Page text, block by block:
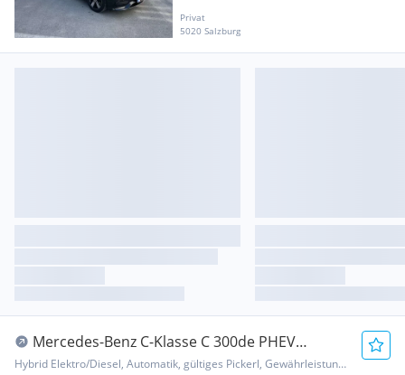
Privat
5020 Salzburg
Mercedes-Benz C-Klasse C 300de PHEV
25,4kWh Aut.
Hybrid Elektro/Diesel, Automatik, gültiges Pickerl, Gewährleistung, Garantie